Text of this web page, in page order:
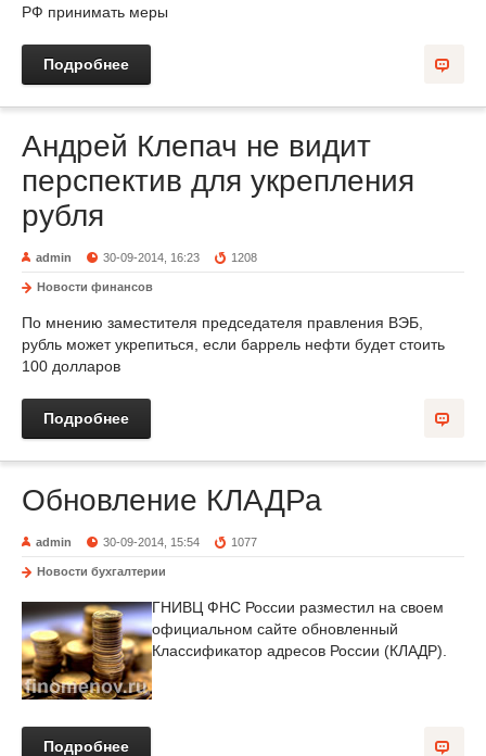
РФ принимать меры
Подробнее
Андрей Клепач не видит
перспектив для укрепления
рубля
admin 30-09-2014, 16:23 1208
Новости финансов
По мнению заместителя председателя правления ВЭБ,
рубль может укрепиться, если баррель нефти будет стоить
100 долларов
Подробнее
Обновление КЛАДРа
admin 30-09-2014, 15:54 1077
Новости бухгалтерии
ГНИВЦ ФНС России разместил на своем
официальном сайте обновленный
Классификатор адресов России (КЛАДР).
Подробнее